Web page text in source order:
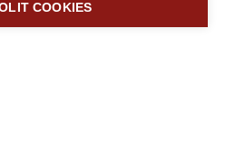
COOKIES